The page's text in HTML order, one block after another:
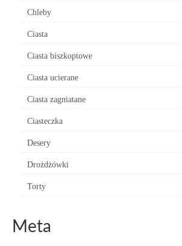
Chleby
Ciasta
Ciasta biszkoptowe
Ciasta ucierane
Ciasta zagniatane
Ciasteczka
Desery
Drożdżówki
Torty
Meta